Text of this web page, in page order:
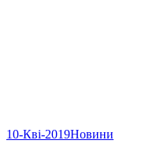
10-Кві-2019Новини